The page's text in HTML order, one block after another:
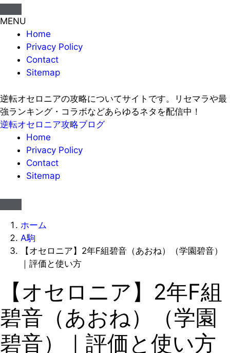
MENU
Home
Privacy Policy
Contact
Sitemap
逆転オセロニアの攻略についてサイトです。リセマラや最
強ランキング・コラボなどあらゆるネタを配信中！
逆転オセロニア攻略ブログ
Home
Privacy Policy
Contact
Sitemap
ホーム
A駒
【オセロニア】2年F組碧音（あおね）（学園碧音）
｜評価と使い方
【オセロニア】2年F組
碧音（あおね）（学園
碧音）｜評価と使い方